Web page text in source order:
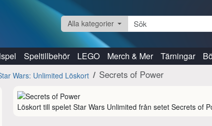
Alla kategorier
Speltillbehör LEGO Merch & Mer Tärningar
Wars: Unlimited Löskort Secrets of Power
Löskort till spelet Star Wars Unlimited från setet Secrets of